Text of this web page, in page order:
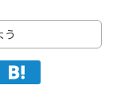
う